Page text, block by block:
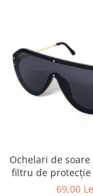
Ochelari de
filtru de protecție
toc cadou,
69,00